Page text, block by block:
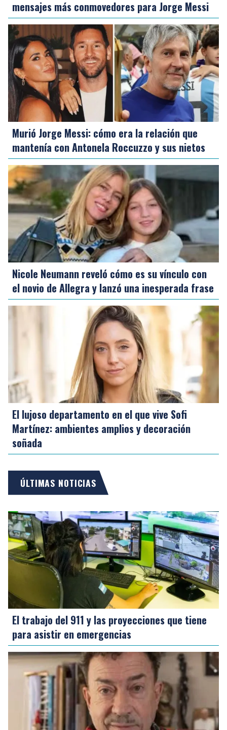
mensajes más conmovedores para Jorge Messi
Murió Jorge Messi: cómo era la relación que
mantenía con Antonela Roccuzzo y sus nietos
Nicole Neumann reveló cómo es su vínculo con
el novio de Allegra y lanzó una inesperada frase
El lujoso departamento en el que vive Sofi
Martínez: ambientes amplios y decoración
soñada
ÚLTIMAS NOTICIAS
El trabajo del 911 y las proyecciones que tiene
para asistir en emergencias